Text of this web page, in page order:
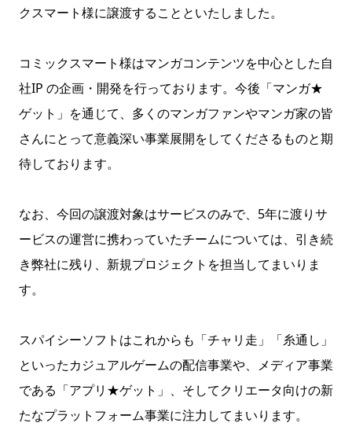
クスマート様に譲渡することといたしました。
コミックスマート様はマンガコンテンツを中心とした自
社IP の企画・開発を行っております。今後「マンガ★
ゲット」を通じて、多くのマンガファンやマンガ家の皆
さんにとって意義深い事業展開をしてくださるものと期
待しております。
なお、今回の譲渡対象はサービスのみで、5年に渡りサ
ービスの運営に携わっていたチームについては、引き続
き弊社に残り、新規プロジェクトを担当してまいりま
す。
スパイシーソフトはこれからも「チャリ走」「糸通し」
といったカジュアルゲームの配信事業や、メディア事業
である「アプリ★ゲット」、そしてクリエータ向けの新
たなプラットフォーム事業に注力してまいります。